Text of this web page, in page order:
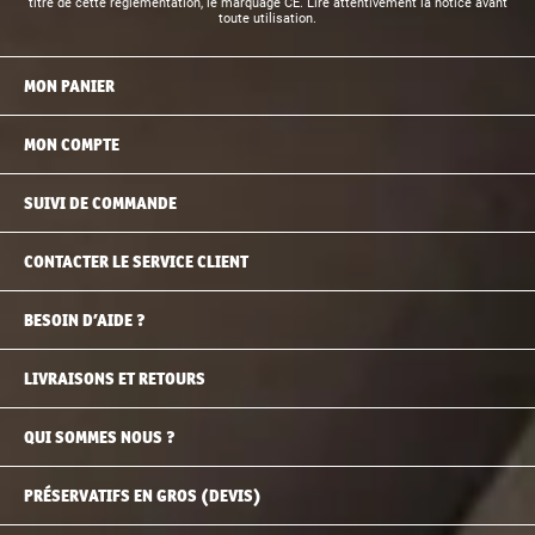
toute utilisation.
MON PANIER
MON COMPTE
SUIVI DE COMMANDE
CONTACTER LE SERVICE CLIENT
BESOIN D’AIDE ?
LIVRAISONS ET RETOURS
QUI SOMMES NOUS ?
PRÉSERVATIFS EN GROS (DEVIS)